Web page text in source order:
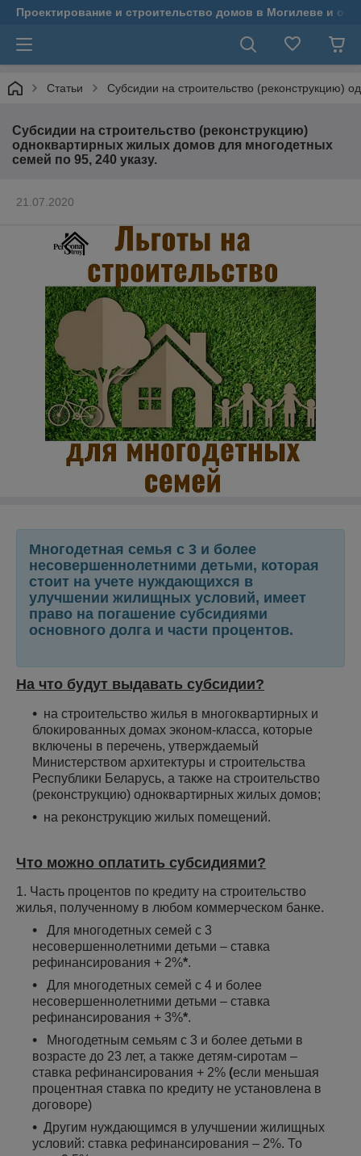
Проектирование и строительство домов в Могилеве и
Статьи Субсидии на строительство (реконструкцию)
Субсидии на строительство (реконструкцию)
одноквартирных жилых домов для многодетных
семей по 95, 240 указу.
21.07.2020
Многодетная семья с 3 и более
несовершеннолетними детьми, которая
стоит на учете нуждающихся в
улучшении жилищных условий, имеет
право на погашение субсидиями
основного долга и части процентов.
На что будут выдавать субсидии?
на строительство жилья в многоквартирных и
блокированных домах эконом-класса, которые
включены в перечень, утверждаемый
Министерством архитектуры и строительства
Республики Беларусь, а также на строительство
(реконструкцию) одноквартирных жилых домов;
на реконструкцию жилых помещений.
Что можно оплатить субсидиями?
1. Часть процентов по кредиту на строительство
жилья, полученному в любом коммерческом банке.
Для многодетных семей с 3
несовершеннолетними детьми – ставка
рефинансирования + 2%*.
Для многодетных семей с 4 и более
несовершеннолетними детьми – ставка
рефинансирования + 3%*.
Многодетным семьям с 3 и более детьми в
возрасте до 23 лет, а также детям-сиротам –
ставка рефинансирования + 2% (если меньшая
процентная ставка по кредиту не установлена в
договоре)
Другим нуждающимся в улучшении жилищных
условий: ставка рефинансирования – 2%. То